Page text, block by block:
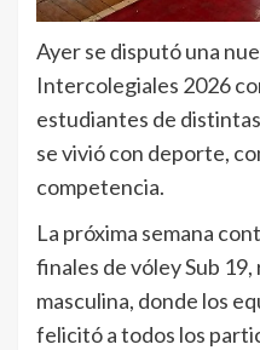
Ayer se disputó una
Intercolegiales 2026
estudiantes de
se vivió con deporte,
competencia.
La próxima semana
finales de vóley Sub
masculina, donde los
felicitó a todos los